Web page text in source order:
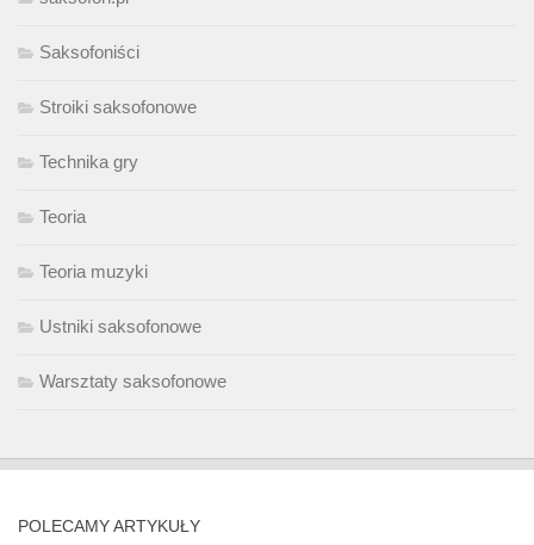
Saksofoniści
Stroiki saksofonowe
Technika gry
Teoria
Teoria muzyki
Ustniki saksofonowe
Warsztaty saksofonowe
POLECAMY ARTYKUŁY